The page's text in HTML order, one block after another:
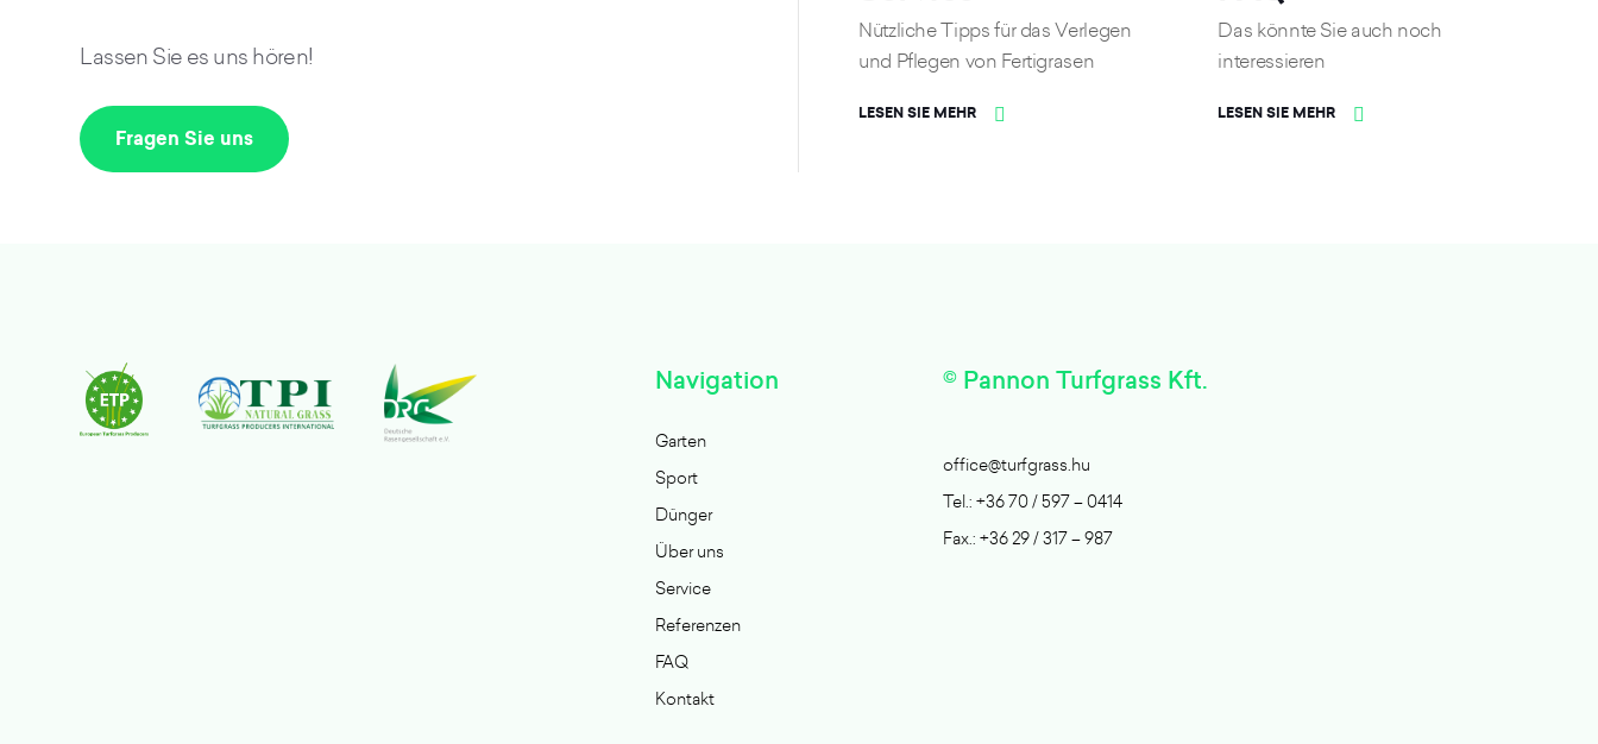
Lassen Sie es uns hören!
Fragen Sie uns
Nützliche Tipps für das Verlegen
und Pflegen von Fertigrasen
LESEN SIE MEHR
Das könnte Sie auch noch
interessieren
LESEN SIE MEHR
Navigation
Garten
Sport
Dünger
Über uns
Service
Referenzen
FAQ
Kontakt
© Pannon Turfgrass Kft.
office@turfgrass.hu
Tel.: +36 70 / 597 – 0414
Fax.: +36 29 / 317 – 987